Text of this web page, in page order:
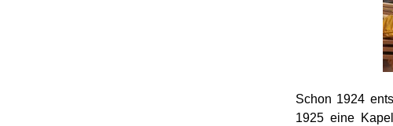
Schon 1924
1925 eine